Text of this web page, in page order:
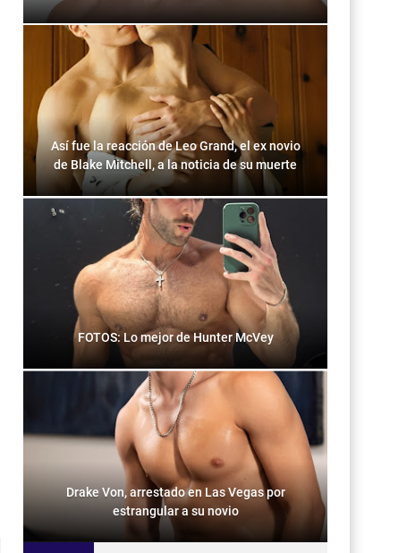
Así fue la reacción de Leo Grand, el ex novio
de Blake Mitchell, a la noticia de su muerte
FOTOS: Lo mejor de Hunter McVey
Drake Von, arrestado en Las Vegas por
estrangular a su novio